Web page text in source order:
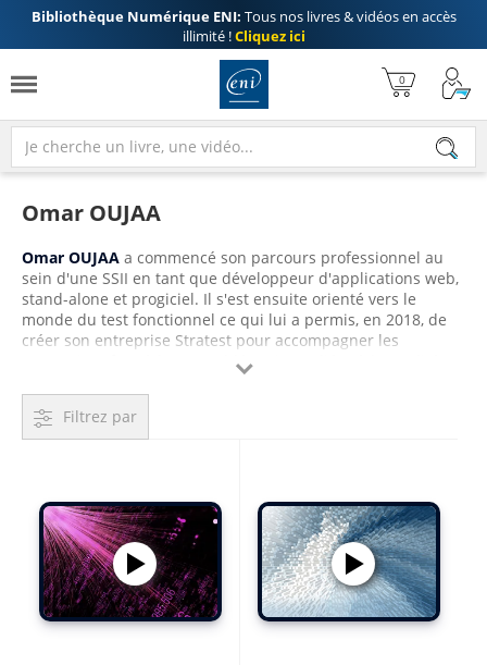
Bibliothèque Numérique ENI: Tous nos livres & vidéos en accès
illimité !Cliquez ici
Omar OUJAA
Omar OUJAA a commencé son parcours professionnel au
sein d'une SSII en tant que développeur d'applications web,
stand-alone et progiciel. Il s'est ensuite orienté vers le
monde du test fonctionnel ce qui lui a permis, en 2018, de
créer son entreprise Stratest pour accompagner les
entreprises face à leurs problématiques liées à la qualité
logicielle. Aujourd'hui ingénieur en informatique et certifié
ISTQB Test Manager, il livre dans cette vidéo toute son
expertise sur Selenium WebDriver pour la mise en place de
tests fonctionnels automatisés.

Filtrez par